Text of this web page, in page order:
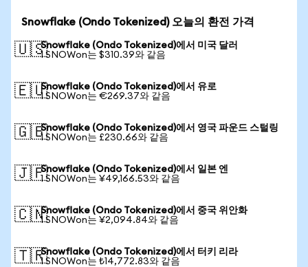
Snowflake (Ondo Tokenized) 오늘의 환전 가격
🇺🇸Snowflake (Ondo Tokenized)에서 미국 달러
1 SNOWon는 $310.39와 같음
🇪🇺Snowflake (Ondo Tokenized)에서 유로
1 SNOWon는 €269.37와 같음
🇬🇧Snowflake (Ondo Tokenized)에서 영국 파운드 스털링
1 SNOWon는 £230.66와 같음
🇯🇵Snowflake (Ondo Tokenized)에서 일본 엔
1 SNOWon는 ¥49,166.53와 같음
🇨🇳Snowflake (Ondo Tokenized)에서 중국 위안화
1 SNOWon는 ¥2,094.84와 같음
🇹🇷Snowflake (Ondo Tokenized)에서 터키 리라
1 SNOWon는 ₺14,772.83와 같음